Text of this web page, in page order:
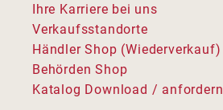
Ihre Karriere bei uns
Verkaufsstandorte
Händler Shop (Wiederverkauf)
Behörden Shop
Katalog Download / anfordern